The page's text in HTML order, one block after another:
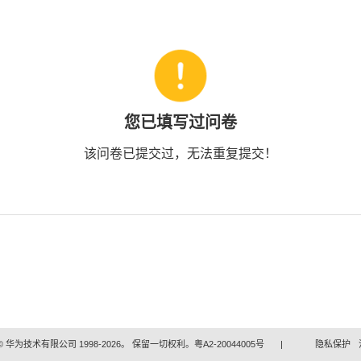
您已填写过问卷
该问卷已提交过，无法重复提交！
华为技术有限公司 1998-2026。 保留一切权利。粤A2-20044005号 | 隐私保护